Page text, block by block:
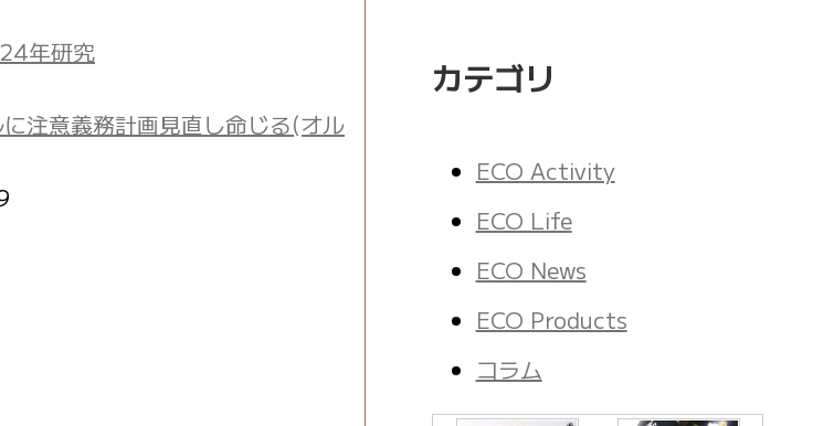
年研究
注意義務計画見直し命じる(オル
カテゴリ
ECO Activity
ECO Life
ECO News
ECO Products
コラム